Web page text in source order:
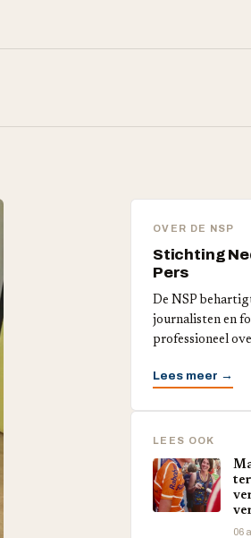
OVER DE NSP
Stichting
Pers
De NSP
journalisten en
professioneel
Lees meer →
LEES OOK
06